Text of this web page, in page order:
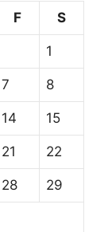
F S
1
7 8
14 15
21 22
28 29